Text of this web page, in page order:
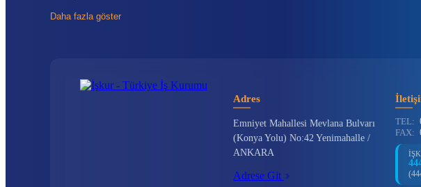
Daha fazla göster
Adres
Emniyet Mahallesi Mevlana Bulvarı
(Konya Yolu) No:42 Yenimahalle /
ANKARA
Adrese Git
TEL:
FAX: